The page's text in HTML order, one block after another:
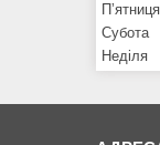
Пʼятниця
Субота
Неділя